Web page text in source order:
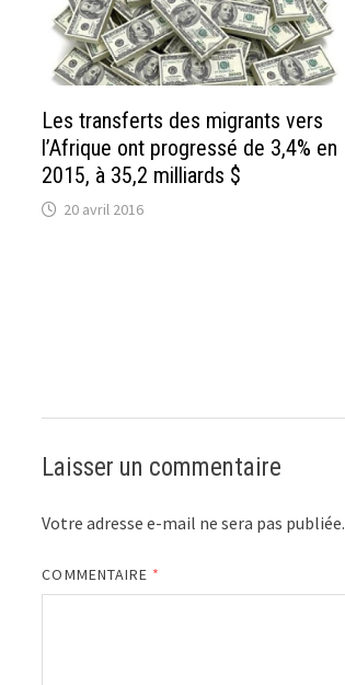
Les transferts des migrants vers
l’Afrique ont progressé de 3,4% en
2015, à 35,2 milliards $
20 avril 2016
Laisser un commentaire
Votre adresse e-mail ne sera pas publiée.
COMMENTAIRE *